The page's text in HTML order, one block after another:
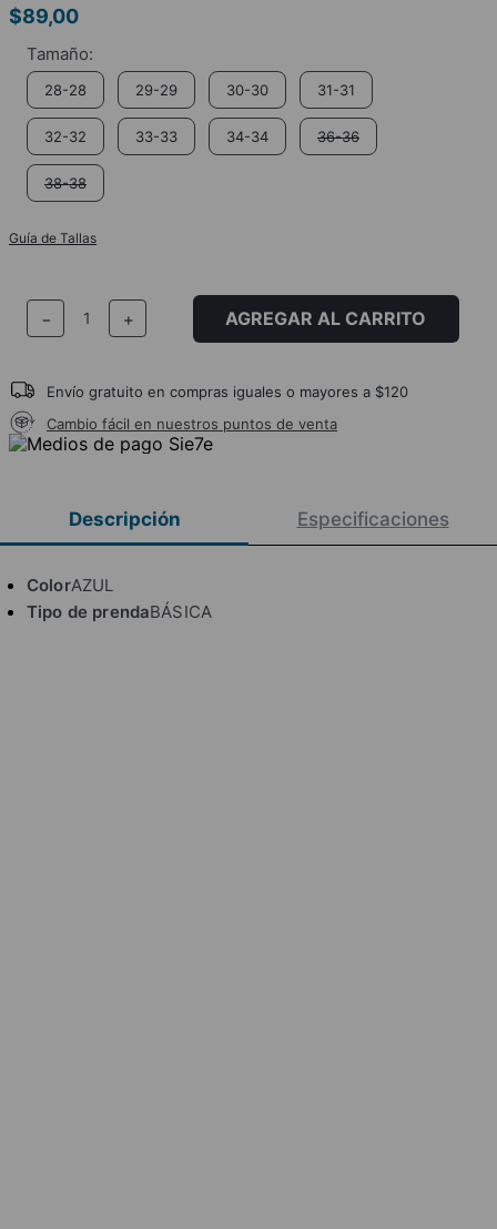
$89,00
28-28 29-29 30-30 31-31
32-32 33-33 34-34 36-36
38-38
Guía de Tallas
＋
－ AGREGAR AL CARRITO
Envío gratuito en compras iguales o mayores a $120
Cambio fácil en nuestros puntos de venta
Descripción Especificaciones
ColorAZUL
Tipo de prendaBÁSICA